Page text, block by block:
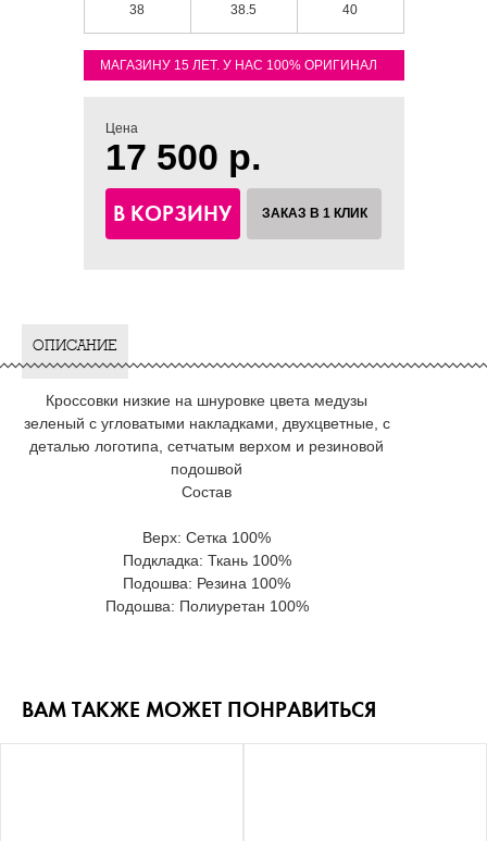
38 38.5 40
МАГАЗИНУ 15 ЛЕТ. У НАС 100% ОРИГИНАЛ
Цена
17 500 р.
В КОРЗИНУ ЗАКАЗ В 1 КЛИК
ОПИСАНИЕ
Кроссовки низкие на шнуровке цвета медузы
зеленый с угловатыми накладками, двухцветные, с
деталью логотипа, сетчатым верхом и резиновой
подошвой
Состав
Верх: Сетка 100%
Подкладка: Ткань 100%
Подошва: Резина 100%
Подошва: Полиуретан 100%
ВАМ ТАКЖЕ МОЖЕТ ПОНРАВИТЬСЯ